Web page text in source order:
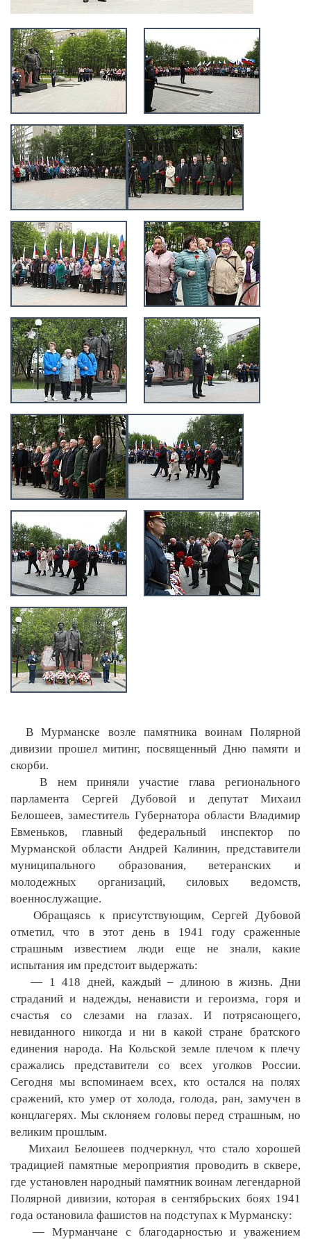
В Мурманске возле памятника воинам Полярной
дивизии прошел митинг, посвященный Дню памяти и
скорби.
В нем приняли участие глава регионального
парламента Сергей Дубовой и депутат Михаил
Белошеев, заместитель Губернатора области Владимир
Евменьков, главный федеральный инспектор по
Мурманской области Андрей Калинин, представители
муниципального образования, ветеранских и
молодежных организаций, силовых ведомств,
военнослужащие.
Обращаясь к присутствующим, Сергей Дубовой
отметил, что в этот день в 1941 году сраженные
страшным известием люди еще не знали, какие
испытания им предстоит выдержать:
— 1 418 дней, каждый – длиною в жизнь. Дни
страданий и надежды, ненависти и героизма, горя и
счастья со слезами на глазах. И потрясающего,
невиданного никогда и ни в какой стране братского
единения народа. На Кольской земле плечом к плечу
сражались представители со всех уголков России.
Сегодня мы вспоминаем всех, кто остался на полях
сражений, кто умер от холода, голода, ран, замучен в
концлагерях. Мы склоняем головы перед страшным, но
великим прошлым.
Михаил Белошеев подчеркнул, что стало хорошей
традицией памятные мероприятия проводить в сквере,
где установлен народный памятник воинам легендарной
Полярной дивизии, которая в сентябрьских боях 1941
года остановила фашистов на подступах к Мурманску:
— Мурманчане с благодарностью и уважением